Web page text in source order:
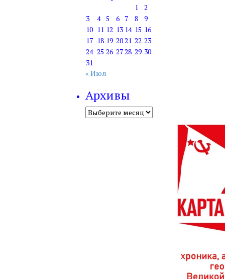
1
2
3
4 5 6 7 8
9
10 11 12 13 14 15 16
17 18 19 2021 22 23
24 25 26 2728 29 30
31
« Июл
Архивы
Архивы